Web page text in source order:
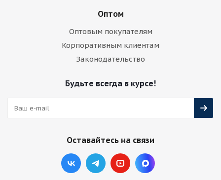
Оптом
Оптовым покупателям
Корпоративным клиентам
Законодательство
Будьте всегда в курсе!
Оставайтесь на связи